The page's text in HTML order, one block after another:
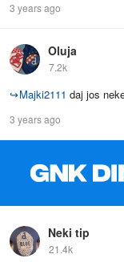
3 years ago
Oluja
7.2k
↪Majki2111 daj jos
3 years ago
Neki tip
21.4k